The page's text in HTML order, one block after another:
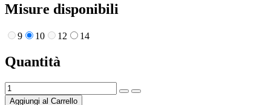
Misure disponibili
9 10 12 14
Quantità
Aggiungi al Carrello